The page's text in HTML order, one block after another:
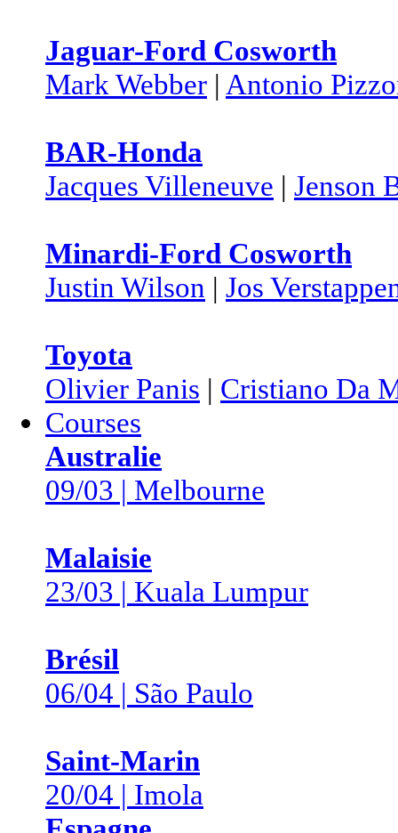
Jaguar-Ford Cosworth
Mark Webber | Antonio
BAR-Honda
Jacques Villeneuve | Jenson
Minardi-Ford Cosworth
Justin Wilson | Jos
Toyota
Olivier Panis | Cristiano Da
Courses
Australie
09/03 | Melbourne
Malaisie
23/03 | Kuala Lumpur
Brésil
06/04 | São Paulo
Saint-Marin
20/04 | Imola